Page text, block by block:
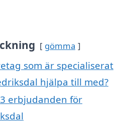
gömma
som är specialiserat
hjälpa till med?
erbjudanden för